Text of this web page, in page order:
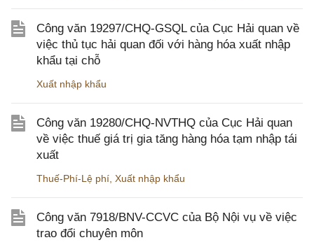
Công văn 19297/CHQ-GSQL của Cục Hải quan về
việc thủ tục hải quan đối với hàng hóa xuất nhập
khẩu tại chỗ
Xuất nhập khẩu
Công văn 19280/CHQ-NVTHQ của Cục Hải quan
về việc thuế giá trị gia tăng hàng hóa tạm nhập tái
xuất
Thuế-Phí-Lệ phí Xuất nhập khẩu
Công văn 7918/BNV-CCVC của Bộ Nội vụ về việc
trao đổi chuyên môn